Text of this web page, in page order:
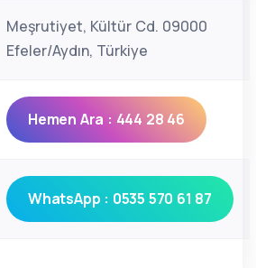
Meşrutiyet, Kültür Cd. 09000
Efeler/Aydın, Türkiye
Hemen Ara : 444 28 46
WhatsApp : 0535 570 61 87